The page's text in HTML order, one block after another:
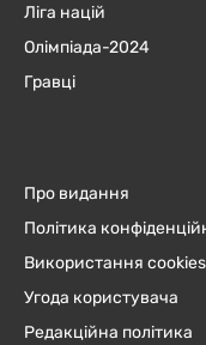
Ліга націй
Олімпіада-2024
Гравці
Про видання
Політика
Використання cookies
Угода користувача
Редакційна політика